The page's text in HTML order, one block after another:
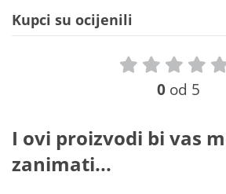
Kupci su ocijenili
0 od 5
I ovi proizvodi bi vas
zanimati...